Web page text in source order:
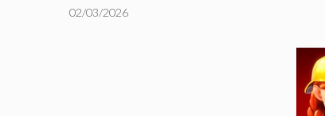
02/03/2026